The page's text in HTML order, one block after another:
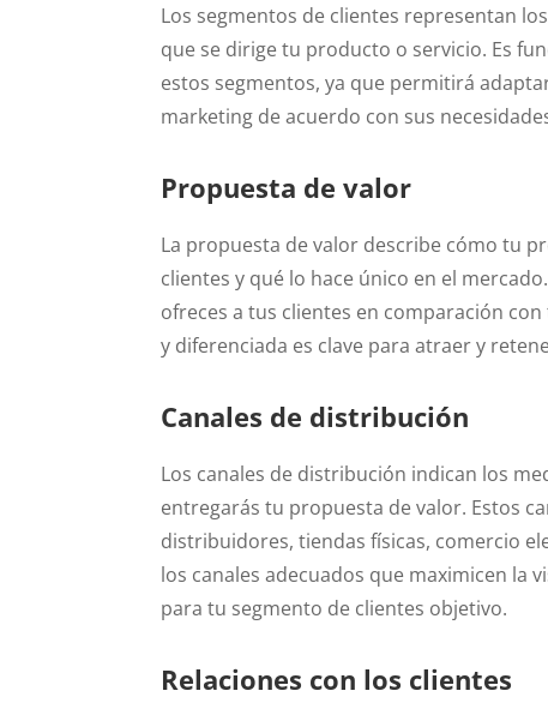
Los segmentos de clientes representan
que se dirige tu producto o servicio. Es
estos segmentos, ya que permitirá
marketing de acuerdo con sus
Propuesta de valor
La propuesta de valor describe cómo tu
clientes y qué lo hace único en el
ofreces a tus clientes en comparación
y diferenciada es clave para atraer y
Canales de distribución
Los canales de distribución indican los
entregarás tu propuesta de valor. Estos
distribuidores, tiendas físicas, comercio
los canales adecuados que maximicen la
para tu segmento de clientes objetivo.
Relaciones con los clientes